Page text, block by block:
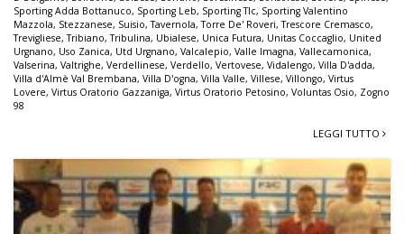
Sporting Adda Bottanuco, Sporting Leb, Sporting Tlc, Sporting Valentino
Mazzola, Stezzanese, Suisio,Tavernola,Torre De' Roveri,Trescore Cremasco,
Trevigliese,Tribiano,Tribulina, Ubialese, Unica Futura, Unitas Coccaglio, United
Urgnano, Uso Zanica, Utd Urgnano, Valcalepio, Valle Imagna, Vallecamonica,
Valserina, Valtrighe, Verdellinese, Verdello, Vertovese, Vidalengo, Villa D'adda,
Villa d'Almè Val Brembana, Villa D'ogna, Villa Valle, Villese, Villongo, Virtus
Lovere, Virtus Oratorio Gazzaniga, Virtus Oratorio Petosino, Voluntas Osio, Zogno
98
LEGGI TUTTO